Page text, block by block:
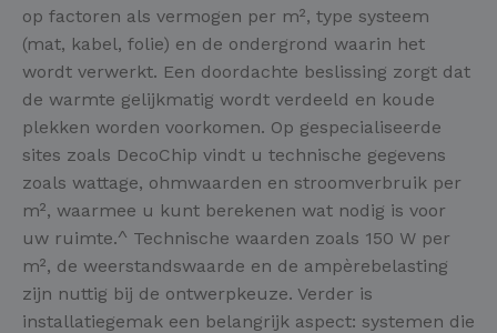
op factoren als vermogen per m², type systeem
(mat, kabel, folie) en de ondergrond waarin het
wordt verwerkt. Een doordachte beslissing zorgt dat
de warmte gelijkmatig wordt verdeeld en koude
plekken worden voorkomen. Op gespecialiseerde
sites zoals DecoChip vindt u technische gegevens
zoals wattage, ohmwaarden en stroomverbruik per
m², waarmee u kunt berekenen wat nodig is voor
uw ruimte.^ Technische waarden zoals 150 W per
m², de weerstandswaarde en de ampèrebelasting
zijn nuttig bij de ontwerpkeuze. Verder is
installatiegemak een belangrijk aspect: systemen die